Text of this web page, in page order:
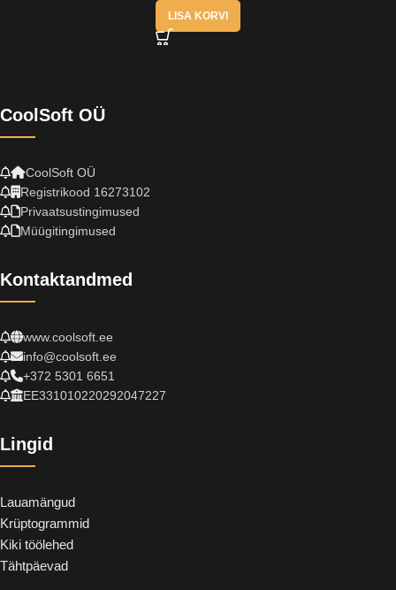
LISA KORVI
CoolSoft OÜ
CoolSoft OÜ
Registrikood 16273102
Privaatsustingimused
Müügitingimused
Kontaktandmed
www.coolsoft.ee
info@coolsoft.ee
+372 5301 6651
EE331010220292047227
Lingid
Lauamängud
Krüptogrammid
Kiki töölehed
Tähtpäevad